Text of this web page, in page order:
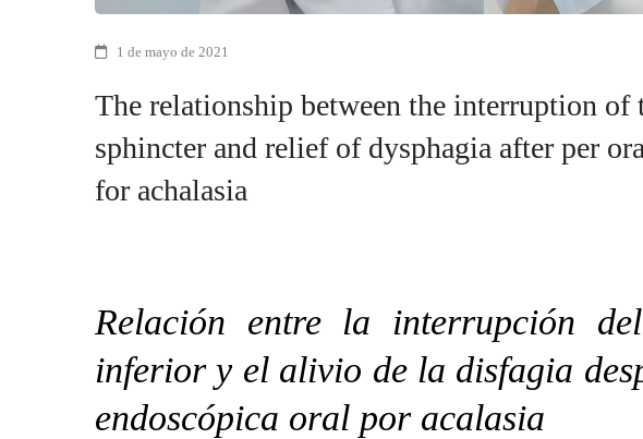
and
relief
of
dysphagia
after
oral
endoscopic
myotomy
1 de mayo de 2021
The relationship between the interruption of
sphincter and relief of dysphagia after per
for achalasia
Relación entre la interrupción
inferior y el alivio de la disfagia
endoscópica oral por acalasia